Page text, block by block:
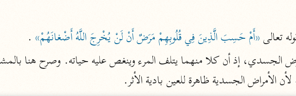
إرشاد العقل السليم
أبو السعود (٩٨٢ هـ)
نحو ٩ مجلدات
آثار
موسوعة التفسير المأثور
معهد الشاطبي
تعالى «أَمْ حَسِبَ الَّذِينَ فِي قُلُوبِهِمْ مَرَضٌ أَنْ لَنْ يُخْرِجَ اللَّهُ أَضْغانَهُمْ» .
الأمراض الجسدية ظاهرة للعين بادية الأثر.